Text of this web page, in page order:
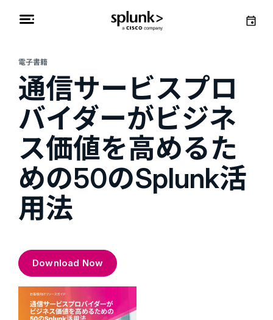
電子書籍
通信サービスプロ
バイダーがビジネ
ス価値を高めるた
めの50のSplunk活
用法
Download Now